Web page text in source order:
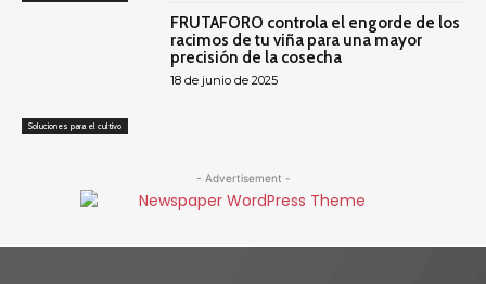
Soluciones para el cultivo
FRUTAFORO controla el engorde de los
racimos de tu viña para una mayor
precisión de la cosecha
18 de junio de 2025
- Advertisement -